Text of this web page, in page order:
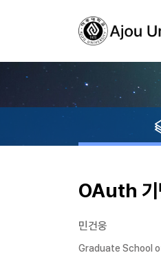
OAuth 기
민건웅
Graduate School